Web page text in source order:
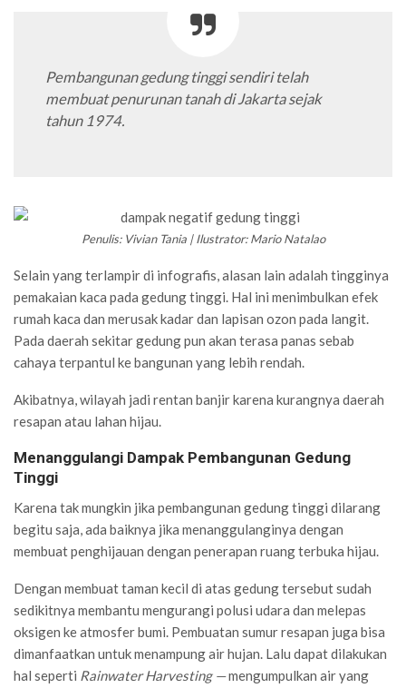
Pembangunan gedung tinggi sendiri telah
membuat penurunan tanah di Jakarta sejak
tahun 1974.
Penulis: Vivian Tania | Ilustrator: Mario Natalao
Selain yang terlampir di infografis, alasan lain adalah tingginya
pemakaian kaca pada gedung tinggi. Hal ini menimbulkan efek
rumah kaca dan merusak kadar dan lapisan ozon pada langit.
Pada daerah sekitar gedung pun akan terasa panas sebab
cahaya terpantul ke bangunan yang lebih rendah.
Akibatnya, wilayah jadi rentan banjir karena kurangnya daerah
resapan atau lahan hijau.
Menanggulangi Dampak Pembangunan Gedung
Tinggi
Karena tak mungkin jika pembangunan gedung tinggi dilarang
begitu saja, ada baiknya jika menanggulanginya dengan
membuat penghijauan dengan penerapan ruang terbuka hijau.
Dengan membuat taman kecil di atas gedung tersebut sudah
sedikitnya membantu mengurangi polusi udara dan melepas
oksigen ke atmosfer bumi. Pembuatan sumur resapan juga bisa
dimanfaatkan untuk menampung air hujan. Lalu dapat dilakukan
hal seperti Rainwater Harvesting —mengumpulkan air yang